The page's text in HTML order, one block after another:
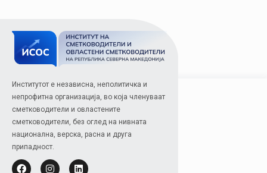
Институтот е независна, неполитичка и
непрофитна организација, во која членуваат
сметководители и овластените
сметководители, без оглед на нивната
национална, верска, расна и друга
припадност.